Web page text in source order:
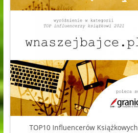
TOP10 Influencerów Książkowych